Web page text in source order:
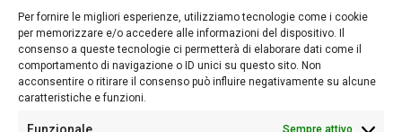
Per fornire le migliori esperienze, utilizziamo tecnologie come i cookie
per memorizzare e/o accedere alle informazioni del dispositivo. Il
consenso a queste tecnologie ci permetterà di elaborare dati come il
comportamento di navigazione o ID unici su questo sito. Non
acconsentire o ritirare il consenso può influire negativamente su alcune
caratteristiche e funzioni.
Sempre attivo
lettori su quanto accade in Sardegna, con un occhio rivolto al
nostro passato e, soprattutto, al nostro futuro
Follow Us